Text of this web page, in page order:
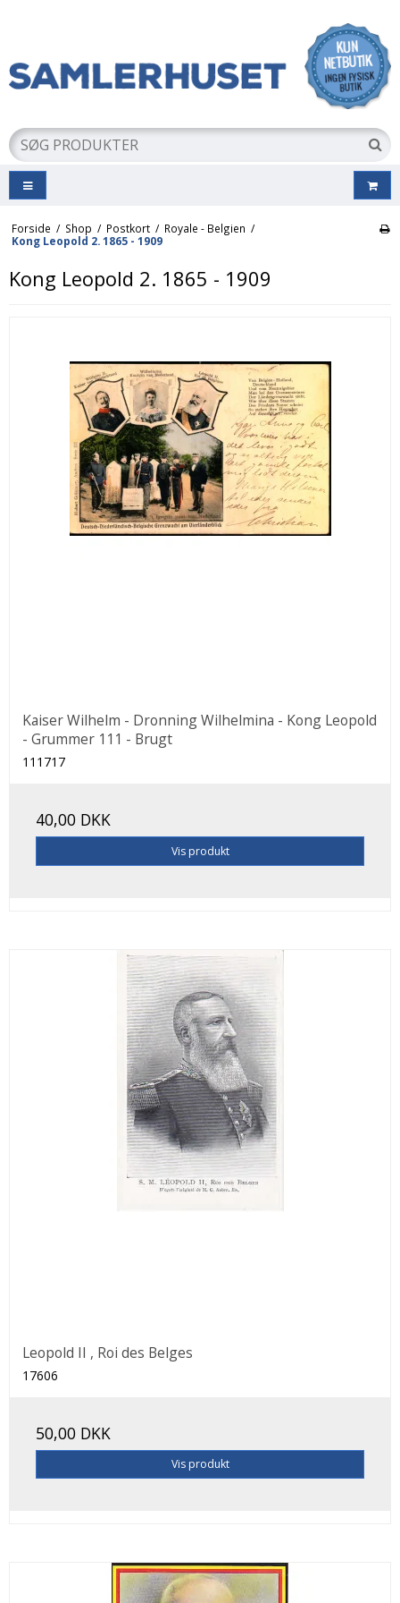
Forside / Shop / Postkort / Royale - Belgien /
Kong Leopold 2. 1865 - 1909
Kong Leopold 2. 1865 - 1909
Kaiser Wilhelm - Dronning Wilhelmina - Kong Leopold
- Grummer 111 - Brugt
111717
40,00 DKK
Vis produkt
Leopold II , Roi des Belges
17606
50,00 DKK
Vis produkt